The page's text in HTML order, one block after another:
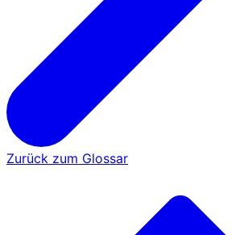
Zurück zum Glossar